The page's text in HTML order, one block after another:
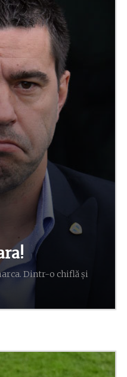
Dintr-o chiflă și